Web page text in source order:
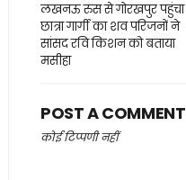
लखनऊ रुस से गोरखपुर पहुंचा
छात्रा गार्गी का शव परिजनों ने
सांसद रवि किशन को बताया
मसीहा
POST A COMMENT
कोई टिप्पणी नहीं